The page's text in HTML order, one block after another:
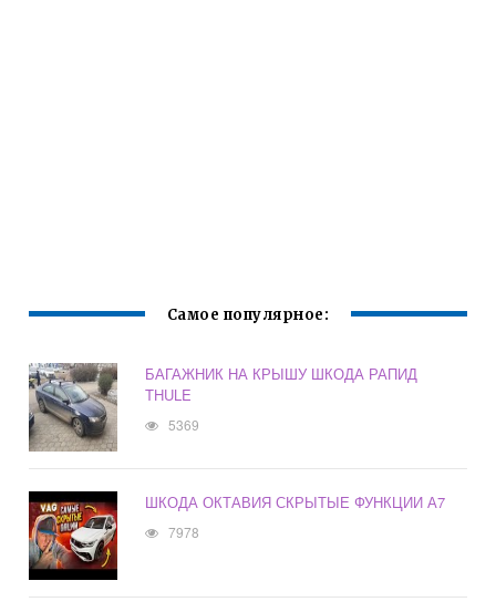
Самое популярное:
БАГАЖНИК НА КРЫШУ ШКОДА РАПИД
THULE
5369
ШКОДА ОКТАВИЯ СКРЫТЫЕ ФУНКЦИИ А7
7978